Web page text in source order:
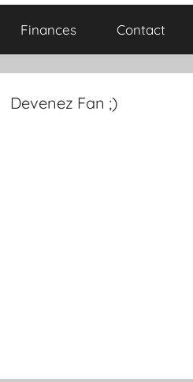
Finances Contact
Devenez Fan ;)